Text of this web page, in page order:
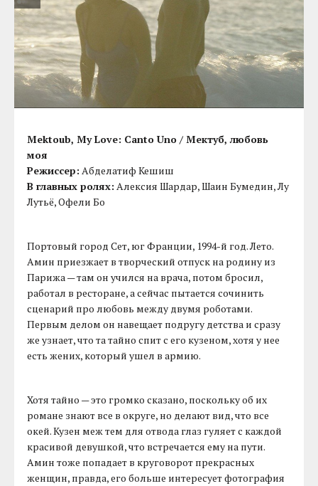
Mektoub, My Love: Canto Uno / Мектуб, любовь
моя
Режиссер: Абделатиф Кешиш
В главных ролях: Алексия Шардар, Шаин Бумедин, Лу
Лутьё, Офели Бо
Портовый город Сет, юг Франции, 1994-й год. Лето.
Амин приезжает в творческий отпуск на родину из
Парижа — там он учился на врача, потом бросил,
работал в ресторане, а сейчас пытается сочинить
сценарий про любовь между двумя роботами.
Первым делом он навещает подругу детства и сразу
же узнает, что та тайно спит с его кузеном, хотя у нее
есть жених, который ушел в армию.
Хотя тайно — это громко сказано, поскольку об их
романе знают все в округе, но делают вид, что все
окей. Кузен меж тем для отвода глаз гуляет с каждой
красивой девушкой, что встречается ему на пути.
Амин тоже попадает в круговорот прекрасных
женщин, правда, его больше интересует фотография